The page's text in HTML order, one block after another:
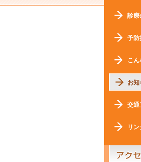
診療
予防
こん
お知
交通
リ